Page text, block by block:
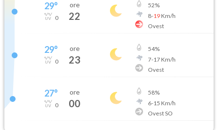
29°
0
ore
22
52%
8-19Km/h
Ovest
29°
0
ore
23
54%
7-17Km/h
Ovest
27°
0
ore
00
58%
6-15 Km/h
Ovest SO